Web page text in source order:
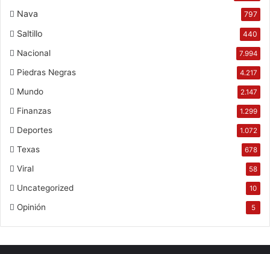
Nava 797
Saltillo 440
Nacional 7.994
Piedras Negras 4.217
Mundo 2.147
Finanzas 1.299
Deportes 1.072
Texas 678
Viral 58
Uncategorized 10
Opinión 5